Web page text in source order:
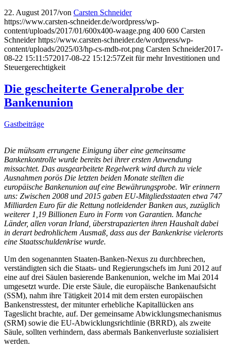
22. August 2017/von Carsten Schneider
https://www.carsten-schneider.de/wordpress/wp-
content/uploads/2017/01/600x400-waage.png 400 600 Carsten
Schneider https://www.carsten-schneider.de/wordpress/wp-
content/uploads/2025/03/hp-cs-mdb-rot.png Carsten Schneider2017-
08-22 15:11:572017-08-22 15:12:57Zeit für mehr Investitionen und
Steuergerechtigkeit
Die gescheiterte Generalprobe der
Bankenunion
Gastbeiträge
Die mühsam errungene Einigung über eine gemeinsame
Bankenkontrolle wurde bereits bei ihrer ersten Anwendung
missachtet. Das ausgearbeitete Regelwerk wird durch zu viele
Ausnahmen porös Die letzten beiden Monate stellten die
europäische Bankenunion auf eine Bewährungsprobe. Wir erinnern
uns: Zwischen 2008 und 2015 gaben EU-Mitgliedsstaaten etwa 747
Milliarden Euro für die Rettung notleidender Banken aus, zuzüglich
weiterer 1,19 Billionen Euro in Form von Garantien. Manche
Länder, allen voran Irland, überstrapazierten ihren Haushalt dabei
in derart bedrohlichem Ausmaß, dass aus der Bankenkrise vielerorts
eine Staatsschuldenkrise wurde.
Um den sogenannten Staaten-Banken-Nexus zu durchbrechen,
verständigten sich die Staats- und Regierungschefs im Juni 2012 auf
eine auf drei Säulen basierende Bankenunion, welche im Mai 2014
umgesetzt wurde. Die erste Säule, die europäische Bankenaufsicht
(SSM), nahm ihre Tätigkeit 2014 mit dem ersten europäischen
Bankenstresstest, der mitunter erhebliche Kapitallücken ans
Tageslicht brachte, auf. Der gemeinsame Abwicklungsmechanismus
(SRM) sowie die EU-Abwicklungsrichtlinie (BRRD), als zweite
Säule, sollten verhindern, dass abermals Bankenverluste sozialisiert
werden.